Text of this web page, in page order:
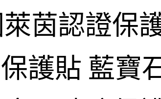
茵認證保
護貼 藍寶